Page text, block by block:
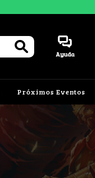
Ayuda
Próximos Eventos